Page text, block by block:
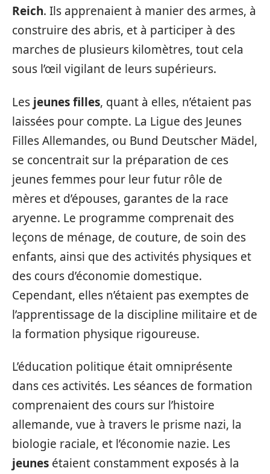
Reich. Ils apprenaient à manier des armes, à
construire des abris, et à participer à des
marches de plusieurs kilomètres, tout cela
sous l’œil vigilant de leurs supérieurs.
Les jeunes filles, quant à elles, n’étaient pas
laissées pour compte. La Ligue des Jeunes
Filles Allemandes, ou Bund Deutscher Mädel,
se concentrait sur la préparation de ces
jeunes femmes pour leur futur rôle de
mères et d’épouses, garantes de la race
aryenne. Le programme comprenait des
leçons de ménage, de couture, de soin des
enfants, ainsi que des activités physiques et
des cours d’économie domestique.
Cependant, elles n’étaient pas exemptes de
l’apprentissage de la discipline militaire et de
la formation physique rigoureuse.
L’éducation politique était omniprésente
dans ces activités. Les séances de formation
comprenaient des cours sur l’histoire
allemande, vue à travers le prisme nazi, la
biologie raciale, et l’économie nazie. Les
jeunes étaient constamment exposés à la